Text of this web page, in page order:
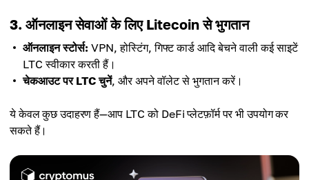
3. ऑनलाइन सेवाओं के लिए Litecoin से भुगतान
ऑनलाइन स्टोर्स: VPN, होस्टिंग, गिफ्ट कार्ड आदि बेचने वाली कई साइटें
LTC स्वीकार करती हैं।
चेकआउट पर LTC चुनें, और अपने वॉलेट से भुगतान करें।
ये केवल कुछ उदाहरण हैं—आप LTC को DeFi प्लेटफ़ॉर्म पर भी उपयोग कर
सकते हैं।